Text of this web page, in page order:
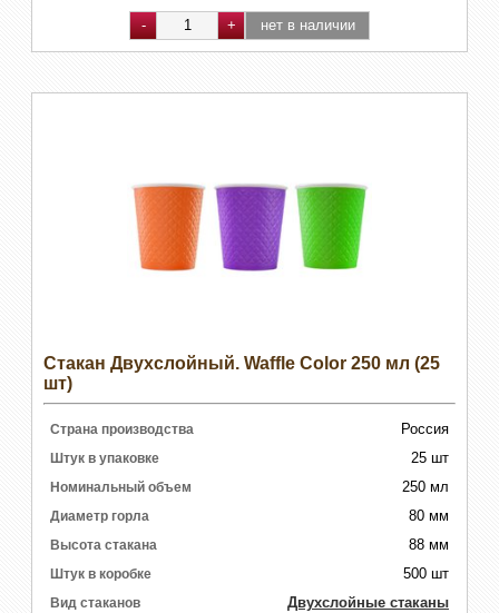
Стакан Двухслойный. Waffle Color 250 мл (25
шт)
Страна производства Россия
Штук в упаковке 25 шт
Номинальный объем 250 мл
Диаметр горла 80 мм
Высота стакана 88 мм
Штук в коробке 500 шт
Вид стаканов Двухслойные стаканы